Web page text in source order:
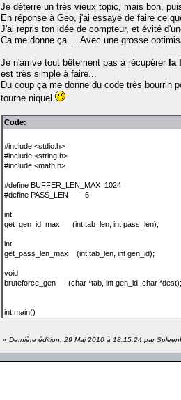
Je déterre un très vieux topic, mais bon,
En réponse à Geo, j'ai essayé de faire ce
J'ai repris ton idée de compteur, et évité
Ca me donne ça ... Avec une grosse
Je n'arrive tout bêtement pas à récupérer la
est très simple à faire...
Du coup ça me donne du code très bourrin
tourne niquel
Code:
#include <stdio.h>
#include <string.h>
#include <math.h>
#define BUFFER_LEN_MAX 1024
#define PASS_LEN 6
int
get_gen_id_max (int tab_len, int pass_len);
int
get_pass_len_max (int tab_len, int gen_id);
void
bruteforce_gen (char *tab, int gen_id, char *dest);
int main()
output[BUFFER_LEN_MAX];
int tab_len = strlen(tab),
« Dernière édition: 29 Mai 2010 à 18:15:24 par